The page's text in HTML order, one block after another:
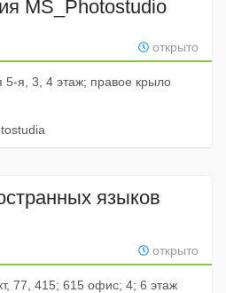
MS_Photostudio
открыто
5-я, 3, 4 этаж; правое крыло
языков
открыто
77, 415; 615 офис; 4; 6 этаж